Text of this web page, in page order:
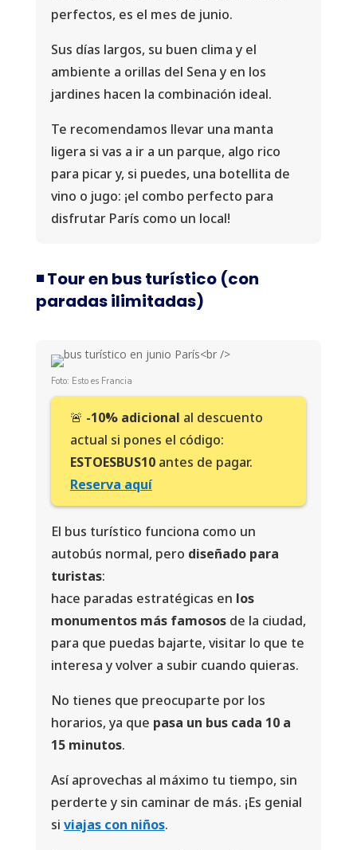
perfectos, es el mes de junio.
Sus días largos, su buen clima y el
ambiente a orillas del Sena y en los
jardines hacen la combinación ideal.
Te recomendamos llevar una manta
ligera si vas a ir a un parque, algo rico
para picar y, si puedes, una botellita de
vino o jugo: ¡el combo perfecto para
disfrutar París como un local!
◾️ Tour en bus turístico (con
paradas ilimitadas)
Foto: Esto es Francia
🚨 -10% adicional al descuento
actual si pones el código:
ESTOESBUS10 antes de pagar.
Reserva aquí
El bus turístico funciona como un
autobús normal, pero diseñado para
turistas:
hace paradas estratégicas en los
monumentos más famososde la ciudad,
para que puedas bajarte, visitar lo que te
interesa y volver a subir cuando quieras.
No tienes que preocuparte por los
horarios, ya que pasa un bus cada 10 a
15 minutos.
Así aprovechas al máximo tu tiempo, sin
perderte y sin caminar de más. ¡Es genial
si viajas con niños.